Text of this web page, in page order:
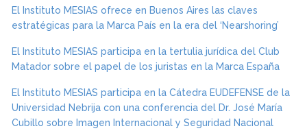
El Instituto MESIAS ofrece en Buenos Aires las claves
estratégicas para la Marca País en la era del ‘Nearshoring’
El Instituto MESIAS participa en la tertulia jurídica del Club
Matador sobre el papel de los juristas en la Marca España
El Instituto MESIAS participa en la Cátedra EUDEFENSE de la
Universidad Nebrija con una conferencia del Dr. José María
Cubillo sobre Imagen Internacional y Seguridad Nacional